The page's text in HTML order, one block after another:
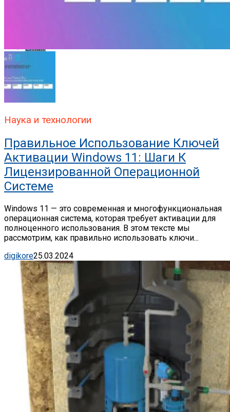
Email
Наука и технологии
Правильное Использование Ключей
Активации Windows 11: Шаги К
Лицензированной Операционной
Системе
Windows 11 — это современная и многофункциональная
операционная система, которая требует активации для
полноценного использования. В этом тексте мы
рассмотрим, как правильно использовать ключи...
digikore25.03.2024